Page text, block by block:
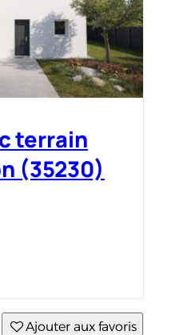
terrain
(35230)
Ajouter aux favoris